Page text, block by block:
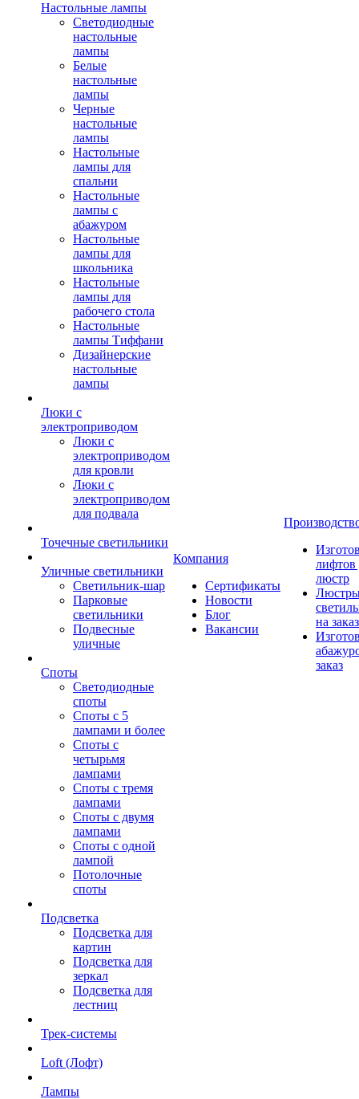
Настольные лампы
Светодиодные
настольные
лампы
Белые
настольные
лампы
Черные
настольные
лампы
Настольные
лампы для
спальни
Настольные
лампы с
абажуром
Настольные
лампы для
школьника
Настольные
лампы для
рабочего стола
Настольные
лампы Тиффани
Дизайнерские
настольные
лампы
Люки с
электроприводом
Люки с
электроприводом
для кровли
Люки с
электроприводом
для подвала
Точечные светильники
Уличные светильники
Светильник-шар
Парковые
светильники
Подвесные
уличные
Споты
Светодиодные
споты
Споты с 5
лампами и более
Споты с
четырьмя
лампами
Споты с тремя
лампами
Споты с двумя
лампами
Споты с одной
лампой
Потолочные
споты
Подсветка
Подсветка для
картин
Подсветка для
зеркал
Подсветка для
лестниц
Трек-системы
Loft (Лофт)
Лампы
Компания
Сертификаты
Новости
Блог
Вакансии
лифтов
люстр
на заказ
заказ